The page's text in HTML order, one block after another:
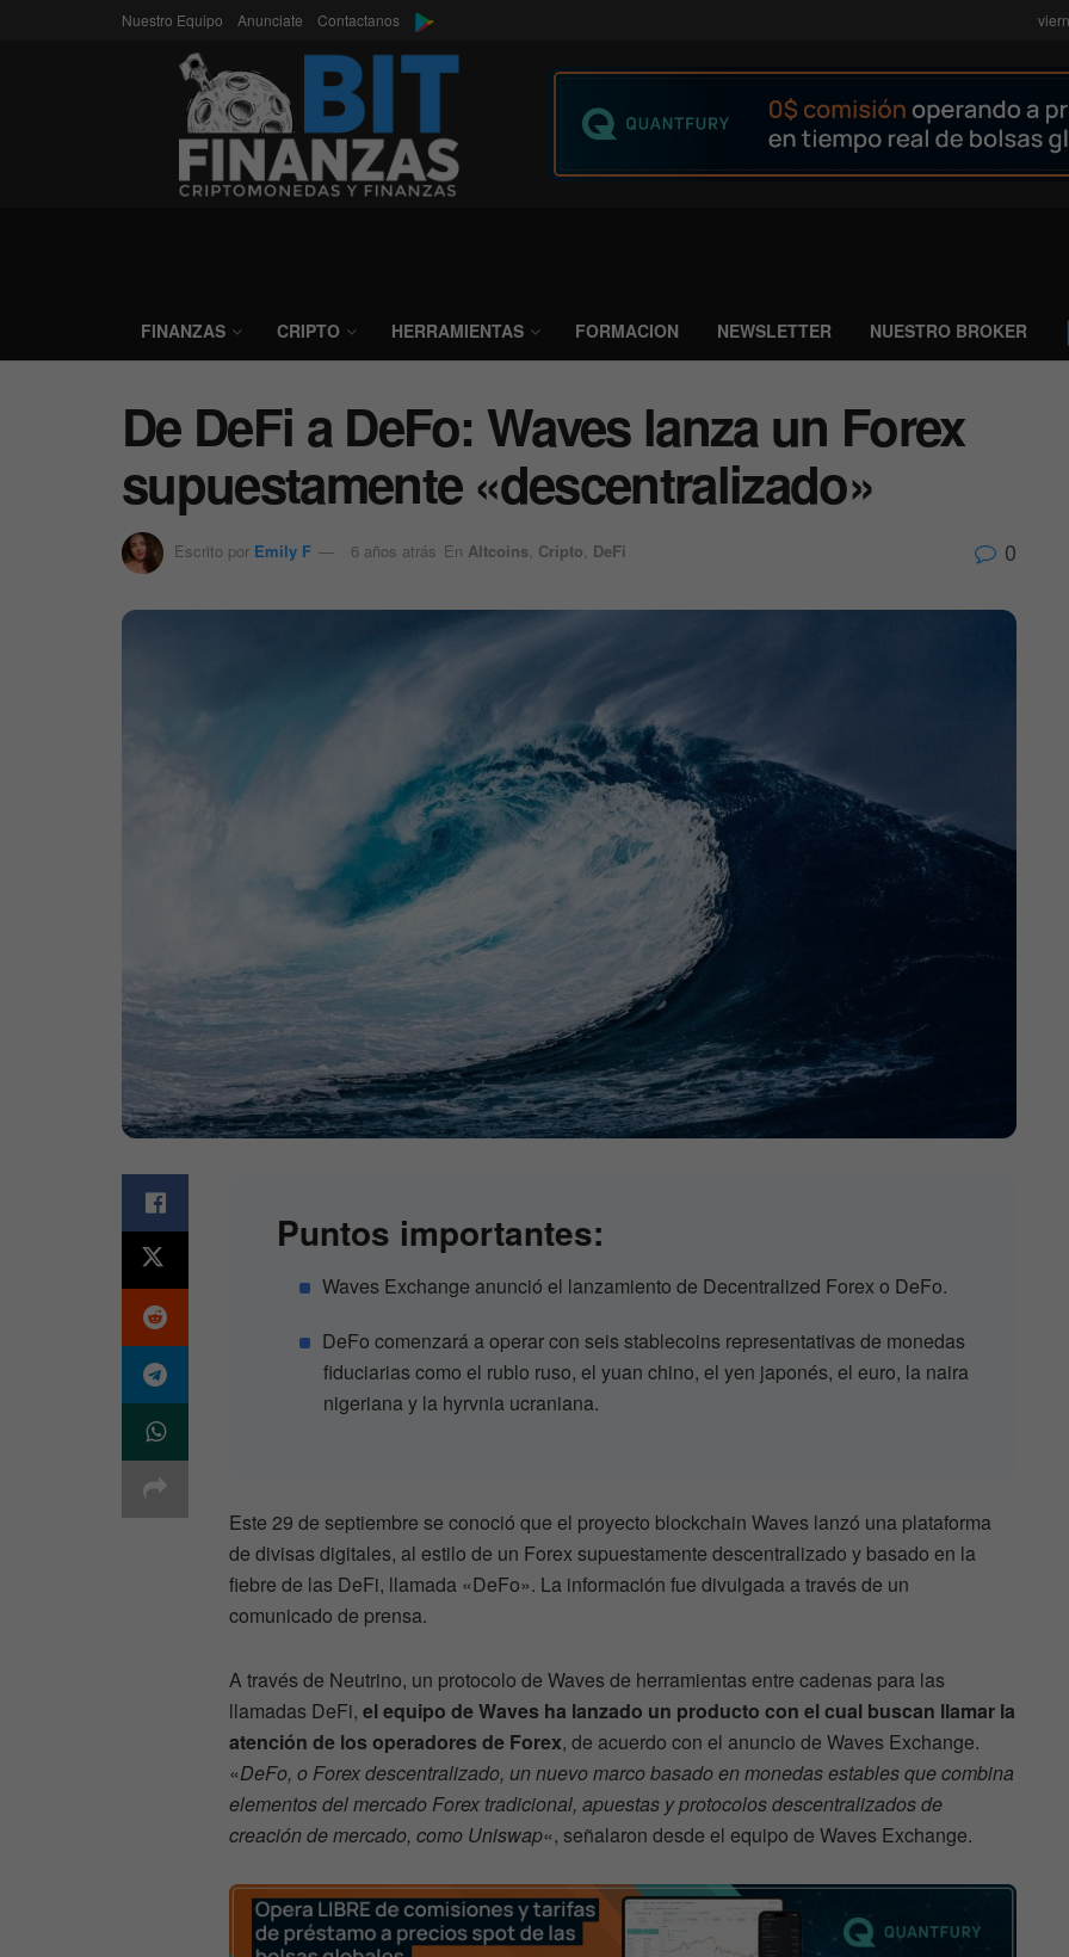
Nuestro Equipo Anunciate Contactanos
FINANZAS CRIPTO HERRAMIENTAS FORMACION NEWSLETTER NUESTRO BROKER
De DeFi a DeFo: Waves lanza un Forex
supuestamente «descentralizado»
Escrito por Emily F 6 años atrás En Altcoins Cripto DeFi 0
Puntos importantes:
Waves Exchange anunció el lanzamiento de Decentralized Forex o DeFo.
DeFo comenzará a operar con seis stablecoins representativas de monedas
fiduciarias como el rublo ruso, el yuan chino, el yen japonés, el euro, la naira
nigeriana y la hyrvnia ucraniana.
Este 29 de septiembre se conoció que el proyecto blockchain Waves lanzó una plataforma
de divisas digitales, al estilo de un Forex supuestamente descentralizado y basado en la
fiebre de las DeFi, llamada «DeFo». La información fue divulgada a través de un
comunicado de prensa.
A través de Neutrino, un protocolo de Waves de herramientas entre cadenas para las
llamadas DeFi, el equipo de Waves ha lanzado un producto con el cual buscan llamar la
atención de los operadores de Forex, de acuerdo con el anuncio de Waves Exchange.
«DeFo, o Forex descentralizado, un nuevo marco basado en monedas estables que combina
elementos del mercado Forex tradicional, apuestas y protocolos descentralizados de
creación de mercado, como Uniswap«, señalaron desde el equipo de Waves Exchange.